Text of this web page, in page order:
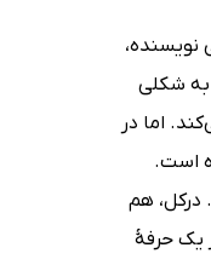
نویسنده،
به شکلی
اما در
است.
درکل، هم
یک حرفۀ